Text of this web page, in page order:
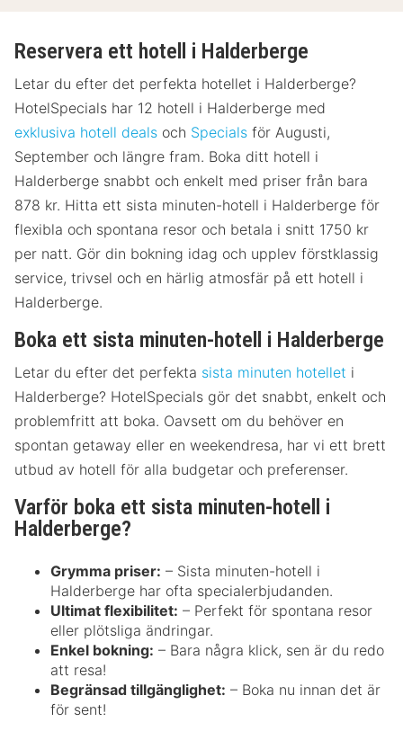
Reservera ett hotell i Halderberge
Letar du efter det perfekta hotellet i Halderberge?
HotelSpecials har 12 hotell i Halderberge med
exklusiva hotell deals och Specials för Augusti,
September och längre fram. Boka ditt hotell i
Halderberge snabbt och enkelt med priser från bara
878 kr. Hitta ett sista minuten-hotell i Halderberge för
flexibla och spontana resor och betala i snitt 1750 kr
per natt. Gör din bokning idag och upplev förstklassig
service, trivsel och en härlig atmosfär på ett hotell i
Halderberge.
Boka ett sista minuten-hotell i Halderberge
Letar du efter det perfekta sista minuten hotellet i
Halderberge? HotelSpecials gör det snabbt, enkelt och
problemfritt att boka. Oavsett om du behöver en
spontan getaway eller en weekendresa, har vi ett brett
utbud av hotell för alla budgetar och preferenser.
Varför boka ett sista minuten-hotell i
Halderberge?
Grymma priser: – Sista minuten-hotell i
Halderberge har ofta specialerbjudanden.
Ultimat flexibilitet: – Perfekt för spontana resor
eller plötsliga ändringar.
Enkel bokning: – Bara några klick, sen är du redo
att resa!
Begränsad tillgänglighet: – Boka nu innan det är
för sent!